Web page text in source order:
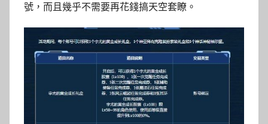
號，而且幾乎不需要再花錢搞天空套瞭。